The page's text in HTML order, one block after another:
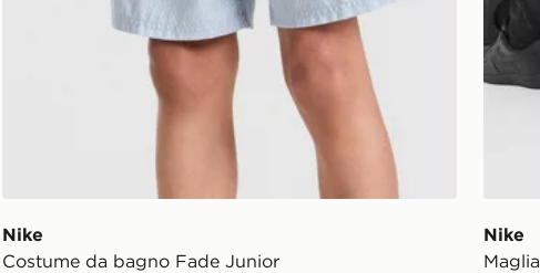
Nike
Costume da bagno Fade Junior
Nike